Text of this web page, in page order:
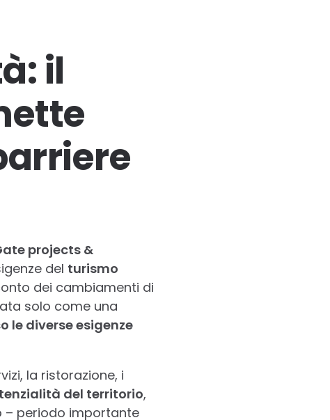
il
projects &
del turismo
dei cambiamenti di
solo come una
le diverse esigenze
la ristorazione, i
del territorio,
periodo importante